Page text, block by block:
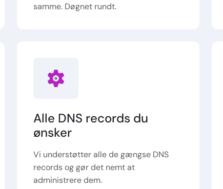
samme. Døgnet rundt.
Alle DNS records du
ønsker
Vi understøtter alle de gængse DNS
records og gør det nemt at
administrere dem.